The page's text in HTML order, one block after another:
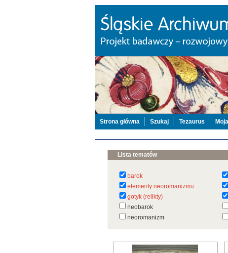
Strona główna Szukaj Tezaurus
Lista tematów
barok
elementy neoromanizmu
gotyk (relikty)
neobarok
neoromanizm
renesans?